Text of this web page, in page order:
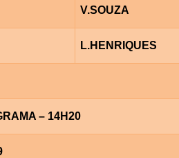
V.SOUZA
L.HENRIQUES
– 14H20